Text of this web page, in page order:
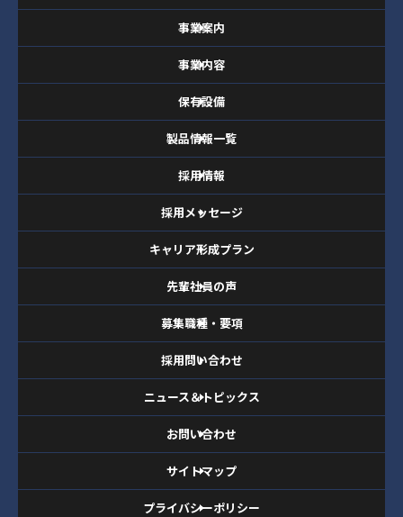
事業案内
事業内容
保有設備
製品情報一覧
採用情報
採用メッセージ
キャリア形成プラン
先輩社員の声
募集職種・要項
採用問い合わせ
ニュース＆トピックス
お問い合わせ
サイトマップ
プライバシーポリシー